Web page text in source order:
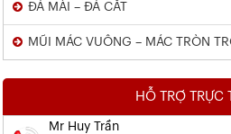
ĐÁ MÀI – ĐÁ CẮT
MŨI MÁC VUÔNG – MÁC TRÒN
HỖ TRỢ TRỰC
Mr Huy Trần